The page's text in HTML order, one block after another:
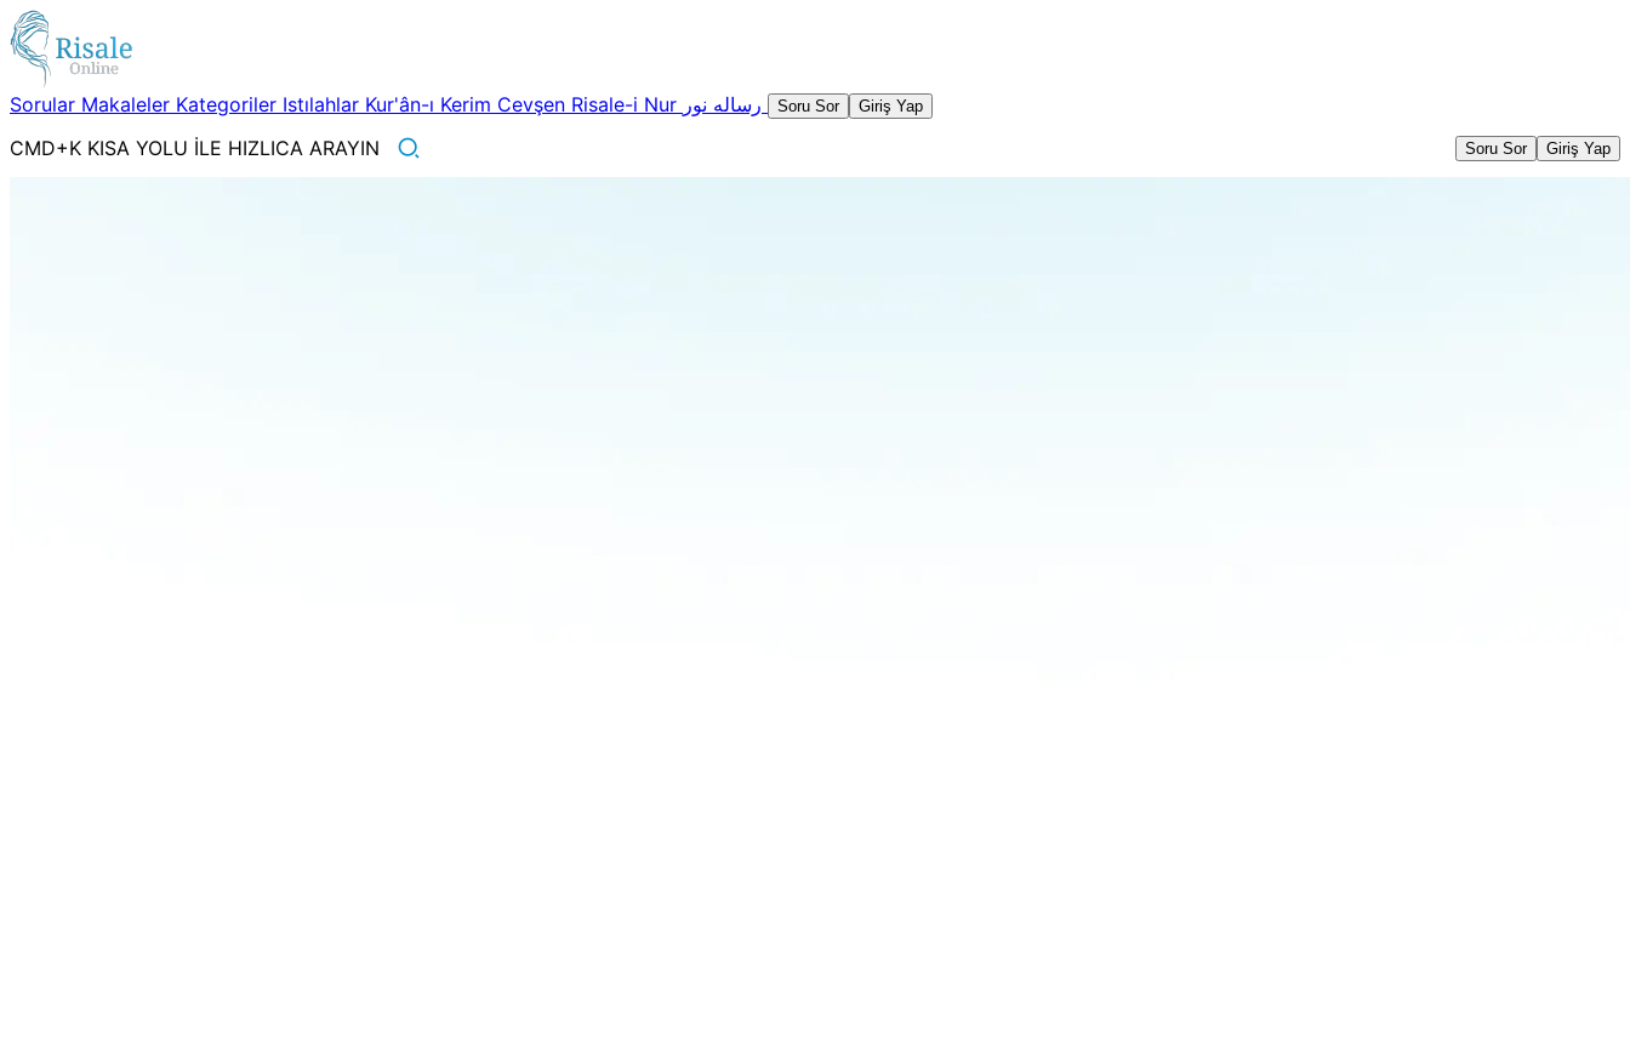
Sorular Makaleler Kategoriler Istılahlar Kur'ân-ı Kerim Cevşen Risale-i Nur Soru Sor Giriş Yap
CMD+K KISA YOLU İLE HIZLICA ARAYIN Soru Sor Giriş Yap